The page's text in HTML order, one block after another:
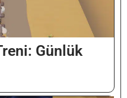
Günlük